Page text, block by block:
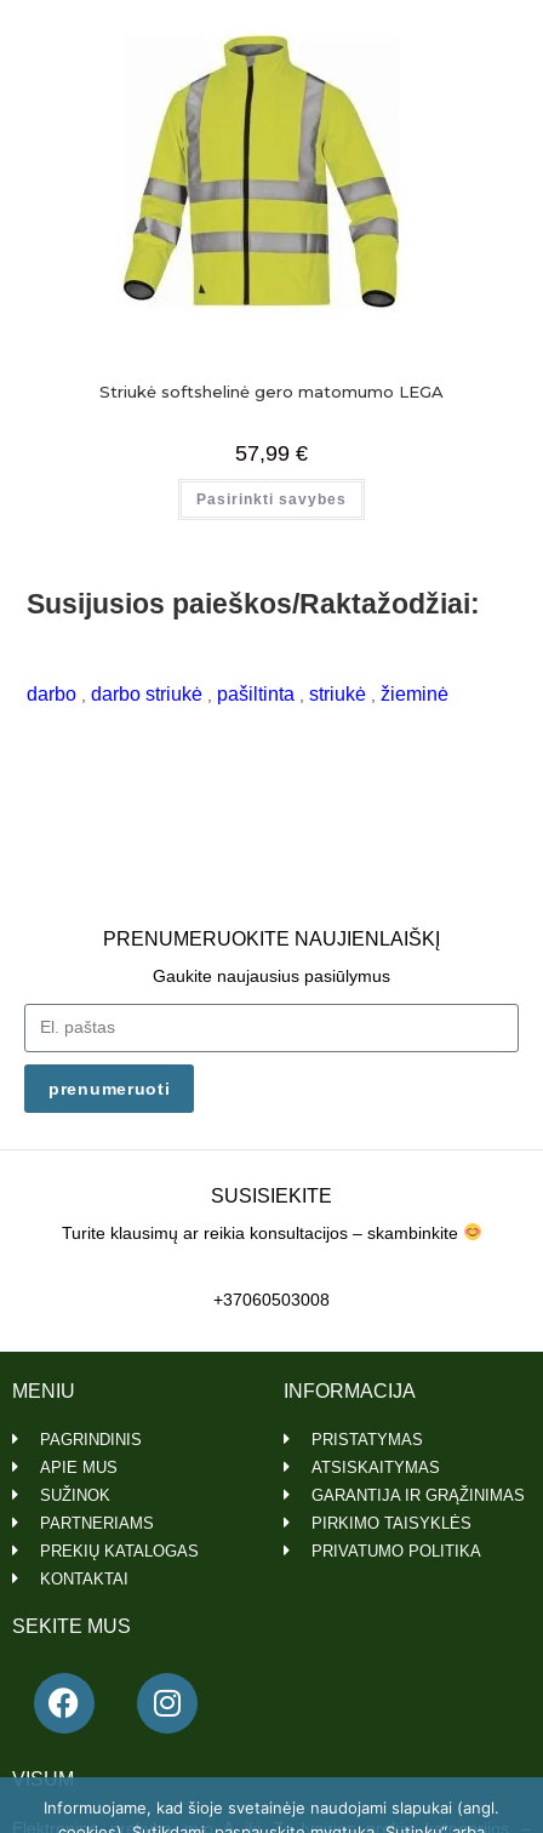
Striukė softshelinė gero matomumo LEGA
57,99 €
Pasirinkti savybes
Susijusios paieškos/Raktažodžiai:
darbo ,darbo striukė pašiltinta ,striukė ,žieminė
PRENUMERUOKITE NAUJIENLAIŠKĮ
Gaukite naujausius pasiūlymus
prenumeruoti
SUSISIEKITE
Turite klausimų ar reikia konsultacijos – skambinkite
+37060503008
VISUM
Elektroninė prekyba nuo A iki Z. Įvairios prekių kategorijos –
SEKITE MUS
INFORMACIJA
PRISTATYMAS
ATSISKAITYMAS
GARANTIJA IR GRĄŽINIMAS
PIRKIMO TAISYKLĖS
PRIVATUMO POLITIKA
MENIU
PAGRINDINIS
APIE MUS
SUŽINOK
PARTNERIAMS
PREKIŲ KATALOGAS
KONTAKTAI
Informuojame, kad šioje svetainėje naudojami slapukai (angl.